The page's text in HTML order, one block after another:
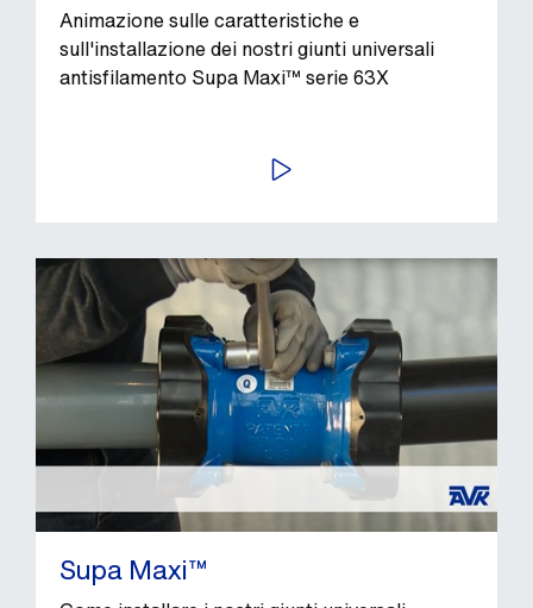
Animazione sulle caratteristiche e
sull'installazione dei nostri giunti universali
antisfilamento Supa Maxi™ serie 63X
AVVIA
Supa Maxi™